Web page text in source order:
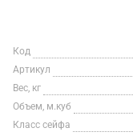
Код
Артикул
Вес, кг
Объем, м.куб
Класс сейфа